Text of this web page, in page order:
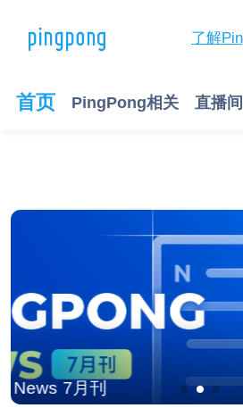
了解
首页 PingPong相关 直播间
中国企业家木兰汇代表团到
性领导力与全球化创业新机遇